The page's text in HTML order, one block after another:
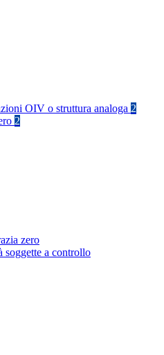
OIV o struttura analoga 2
2
zero
soggette a controllo